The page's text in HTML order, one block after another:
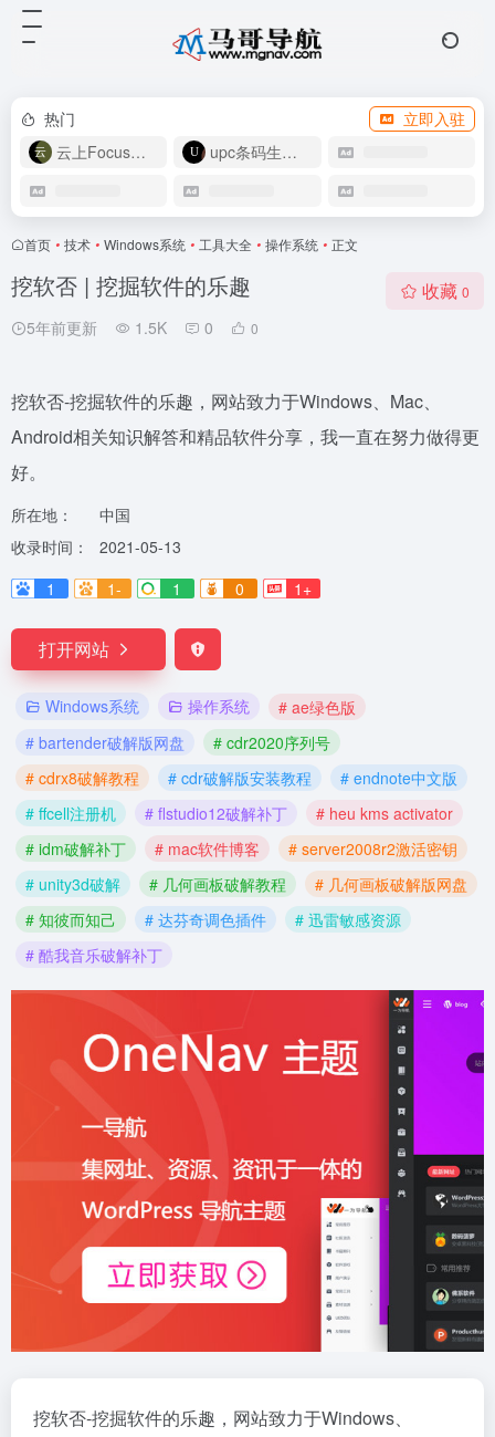
热门
立即入驻
云上Focus接码
upc条码生成器
首页 • 技术 • Windows系统 • 工具大全 • 操作系统 • 正文
挖软否 | 挖掘软件的乐趣
5年前更新 1.5K 0 0
收藏 0
挖软否-挖掘软件的乐趣，网站致力于Windows、Mac、
Android相关知识解答和精品软件分享，我一直在努力做得更
好。
所在地：
中国
收录时间：
2021-05-13
1
1- 1 0 1+
打开网站
Windows系统 操作系统
# ae绿色版
# bartender破解版网盘
# cdr2020序列号
# cdrx8破解教程
# cdr破解版安装教程
# endnote中文版
# ffcell注册机
# flstudio12破解补丁
# heu kms activator
# idm破解补丁
# mac软件博客
# server2008r2激活密钥
# unity3d破解
# 几何画板破解教程
# 几何画板破解版网盘
# 知彼而知己
# 达芬奇调色插件
# 迅雷敏感资源
# 酷我音乐破解补丁
挖软否-挖掘软件的乐趣，网站致力于Windows、